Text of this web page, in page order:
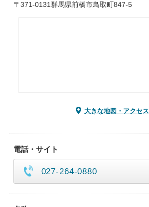
〒371-0131群馬県前橋市鳥取町847-5
大きな地図・アクセス
電話・サイト
027-264-0880